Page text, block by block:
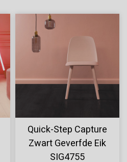
Quick-Step Capture
Zwart Geverfde Eik
SIG4755